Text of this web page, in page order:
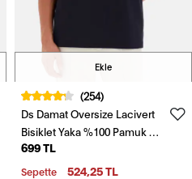
Ekle
(254)
Ds Damat Oversize Lacivert
Bisiklet Yaka %100 Pamuk T-
Shirt
699 TL
Sepette 524,25 TL